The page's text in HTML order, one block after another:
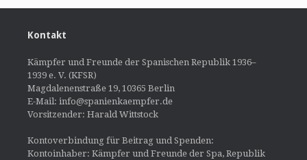
Kontakt
Kämpfer und Freunde der Spanischen Republik 1936–
1939 e. V. (KFSR)
Magdalenenstraße 19, 10365 Berlin
E-Mail: info@spanienkaempfer.de
Vorsitzender: Harald Wittstock
Kontoverbindung für Beitrag und Spenden:
Kontoinhaber: Kämpfer und Freunde der Spa, Republik